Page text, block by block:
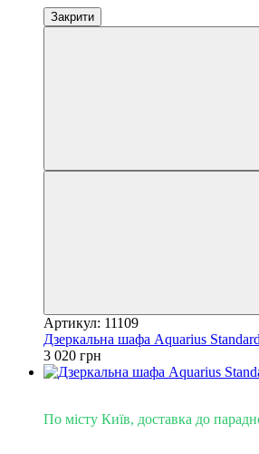
Закрити
Артикул: 11109
Дзеркальна шафа Aquarius
3 020 грн
По місту Київ, доставка до